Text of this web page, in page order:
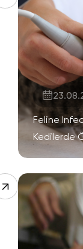
Feline
Kedilerde